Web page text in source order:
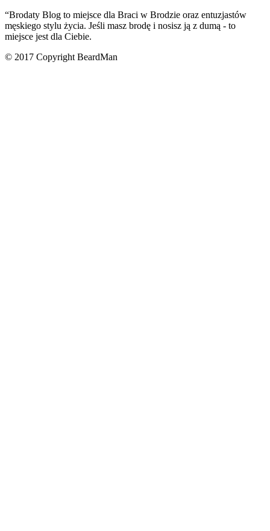
“Brodaty Blog to miejsce dla Braci w Brodzie oraz entuzjastów
męskiego stylu życia. Jeśli masz brodę i nosisz ją z dumą - to
miejsce jest dla Ciebie.
© 2017 Copyright BeardMan